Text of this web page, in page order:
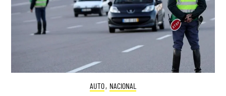
AUTO, NACIONAL